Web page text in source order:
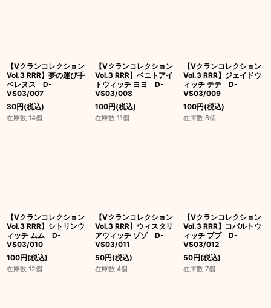
【Vクランコレクション
Vol.3 RRR】夢の運び手
ベレヌス D-
VS03/007
30円(税込)
在庫数 14個
【Vクランコレクション
Vol.3 RRR】ベニトアイ
トウィッチ ヨヨ D-
VS03/008
100円(税込)
在庫数 11個
【Vクランコレクション
Vol.3 RRR】ジェイドウ
ィッチ テテ D-
VS03/009
100円(税込)
在庫数 8個
【Vクランコレクション
Vol.3 RRR】シトリンウ
ィッチ ムム D-
VS03/010
100円(税込)
在庫数 12個
【Vクランコレクション
Vol.3 RRR】ウィスタリ
アウィッチ ゾゾ D-
VS03/011
50円(税込)
在庫数 4個
【Vクランコレクション
Vol.3 RRR】コバルトウ
ィッチ ププ D-
VS03/012
50円(税込)
在庫数 7個